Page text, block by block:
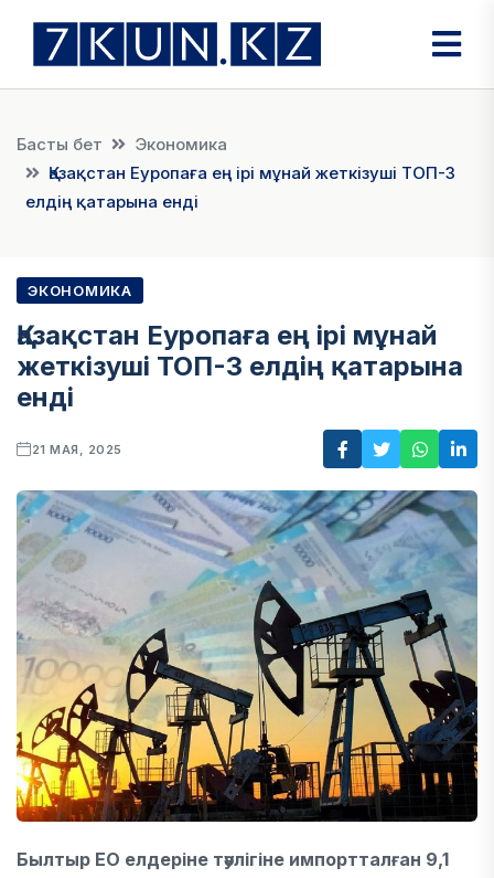
Басты бет
Экономика
Қазақстан Еуропаға ең ірі мұнай жеткізуші ТОП-3
елдің қатарына енді
ЭКОНОМИКА
Қазақстан Еуропаға ең ірі мұнай
жеткізуші ТОП-3 елдің қатарына
енді
21 МАЯ, 2025
Былтыр ЕО елдеріне тәулігіне импортталған 9,1